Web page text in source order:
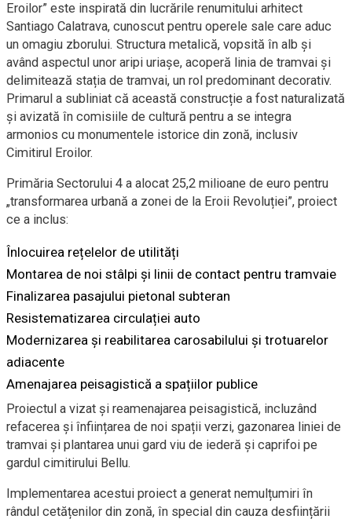
Eroilor” este inspirată din lucrările renumitului arhitect
Santiago Calatrava, cunoscut pentru operele sale care aduc
un omagiu zborului. Structura metalică, vopsită în alb și
având aspectul unor aripi uriașe, acoperă linia de tramvai și
delimitează stația de tramvai, un rol predominant decorativ.
Primarul a subliniat că această construcție a fost naturalizată
și avizată în comisiile de cultură pentru a se integra
armonios cu monumentele istorice din zonă, inclusiv
Cimitirul Eroilor.
Primăria Sectorului 4 a alocat 25,2 milioane de euro pentru
„transformarea urbană a zonei de la Eroii Revoluției”, proiect
ce a inclus:
Înlocuirea rețelelor de utilități
Montarea de noi stâlpi și linii de contact pentru tramvaie
Finalizarea pasajului pietonal subteran
Resistematizarea circulației auto
Modernizarea și reabilitarea carosabilului și trotuarelor
adiacente
Amenajarea peisagistică a spațiilor publice
Proiectul a vizat și reamenajarea peisagistică, incluzând
refacerea și înființarea de noi spații verzi, gazonarea liniei de
tramvai și plantarea unui gard viu de iederă și caprifoi pe
gardul cimitirului Bellu.
Implementarea acestui proiect a generat nemulțumiri în
rândul cetățenilor din zonă, în special din cauza desființării